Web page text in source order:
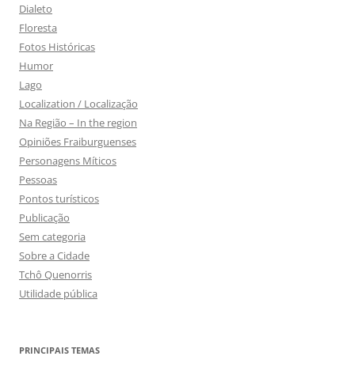
Dialeto
Floresta
Fotos Históricas
Humor
Lago
Localization / Localização
Na Região – In the region
Opiniões Fraiburguenses
Personagens Míticos
Pessoas
Pontos turísticos
Publicação
Sem categoria
Sobre a Cidade
Tchô Quenorris
Utilidade pública
PRINCIPAIS TEMAS